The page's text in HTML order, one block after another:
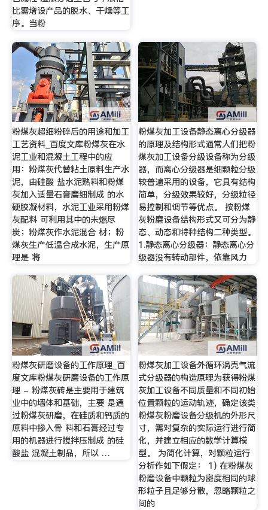
比需增设产品的脱水、干燥等工
序。当粉
粉煤灰超细粉碎后的用途和加工
工艺资料_百度文库粉煤灰在水
泥工业和混凝土工程中的应
用：粉煤灰代替粘土原料生产水
泥，由硅酸 盐水泥熟料和粉煤
灰加入适量石膏磨细制成 的水
硬胶凝材料，水泥工业采用粉煤
灰配料 可利用其中的未燃尽
炭；粉煤灰作水泥混合 材；粉
煤灰生产低温合成水泥，生产原
理是 将
粉煤灰加工设备静态离心分级器
的原理及结构形式通常人们把粉
煤灰加工设备分级设备称为分级
器，而离心分级器是细颗粒分级
较普遍采用的设备，它具有结构
简单，分级效果较好，分级粒径
易控制和调节等优点。 按粉煤
灰粉磨设备结构形式又可分为静
态、动态和特种结构二种类型。
1.静态离心分级器：静态离心分
级器没有转动部件，依靠风力
粉煤灰研磨设备的工作原理_百
度文库粉煤灰研磨设备的工作原
理 - 粉煤灰砖是主要用于建筑
业中的墙体和基础，主要 是通
过粉煤灰研磨，在硅质和钙质的
原料中掺入骨 料和石膏经过专
用的机器进行搅拌压制成 的硅
酸盐 混凝土制品，所以 …
粉煤灰加工设备外循环涡壳气流
式分级器的构造原理为获得粉煤
灰加工设备不同质量和不同初始
位置颗粒的运动轨迹，确定该类
粉煤灰粉磨设备分级机的外形尺
寸，需对复杂的实际运行进行简
化，并建立相应的数学计算模
型。 为简化计算，对颗粒运行
分析作如下假定： 1) 在粉煤灰
粉磨设备中颗粒为密度相同的球
形粒子且足够分散，忽略颗粒之
间的